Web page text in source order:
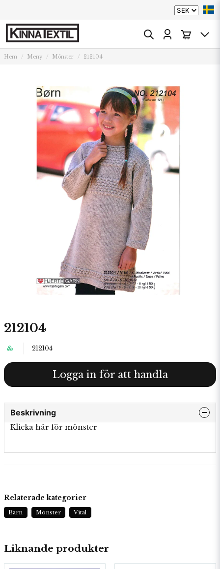
Hem Meny Mönster 212104
212104
212104
Logga in för att handla
Beskrivning
Klicka här för mönster
Liknande produkter
Relaterade kategorier
Barn Mönster Vital